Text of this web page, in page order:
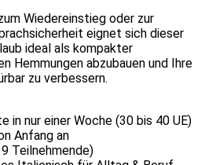
Wiedereinstieg oder zur
eignet sich dieser
ideal als kompakter
Hemmungen abzubauen und Ihre
zu verbessern.
in nur einer Woche (30 bis 40 UE)
Anfang an
Teilnehmende)